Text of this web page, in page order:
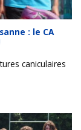
: le CA
caniculaires